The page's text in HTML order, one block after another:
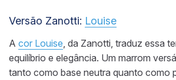
Versão Zanotti: Louise
A cor Louise , da Zanotti, traduz essa
equilíbrio e elegância. Um marrom
tanto como base neutra quanto como